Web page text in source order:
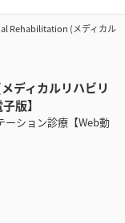
Rehabilitation (メディカル
ィカルリハビリ
版】
ーション診療【Web動